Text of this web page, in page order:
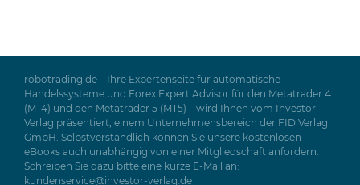
robotrading.de – Ihre Expertenseite für automatische
Handelssysteme und Forex Expert Advisor für den Metatrader 4
(MT4) und den Metatrader 5 (MT5) – wird Ihnen vom Investor
Verlag präsentiert, einem Unternehmensbereich der FID Verlag
GmbH. Selbstverständlich können Sie unsere kostenlosen
eBooks auch unabhängig von einer Mitgliedschaft anfordern.
Schreiben Sie dazu bitte eine kurze E-Mail an:
kundenservice@investor-verlag.de